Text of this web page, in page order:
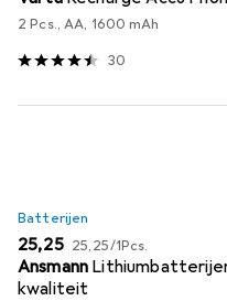
2 Pcs., AA, 1600 mAh
30
Batterijen
EUR
25,25 EUR
25,25/1Pcs.
Ansmann
kwaliteit